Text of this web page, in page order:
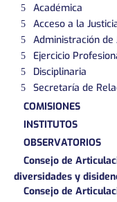
Académica
Acceso a la
Administración de
Ejercicio
Disciplinaria
Secretaría de
COMISIONES
INSTITUTOS
OBSERVATORIOS
Consejo de
diversidades y
Consejo de